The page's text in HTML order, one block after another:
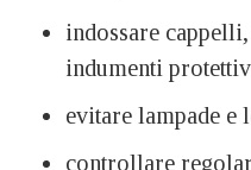
indossare
indumenti
evitare lampade e
controllare